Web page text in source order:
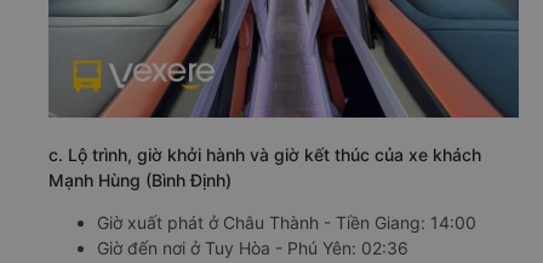
c. Lộ trình, giờ khởi hành và giờ kết thúc của xe khách
Mạnh Hùng (Bình Định)
Giờ xuất phát ở Châu Thành - Tiền Giang: 14:00
Giờ đến nơi ở Tuy Hòa - Phú Yên: 02:36